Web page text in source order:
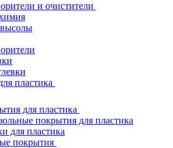
и очистители
пластика
для пластика
покрытия для пластика
для пластика
покрытия